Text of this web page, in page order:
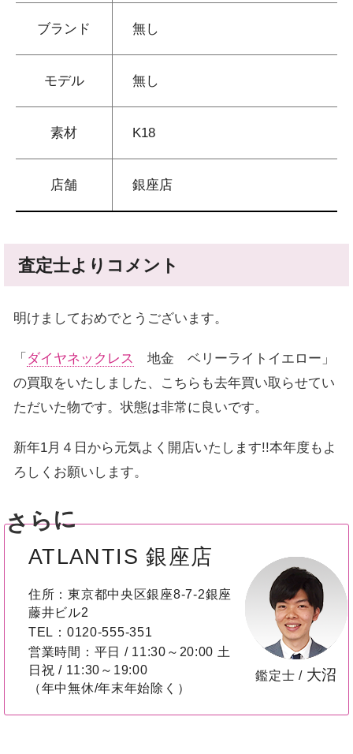
ブランド 無し
モデル 無し
素材 K18
店舗 銀座店
査定士よりコメント
明けましておめでとうございます。
「 ダイヤネックレス 地金 ベリーライトイエロー」
の買取をいたしました、こちらも去年買い取らせてい
ただいた物です。状態は非常に良いです。
新年1月４日から元気よく開店いたします!!本年度もよ
ろしくお願いします。
ATLANTIS 銀座店
住所：東京都中央区銀座8-7-2銀座
藤井ビル2
TEL：0120-555-351
営業時間：平日 / 11:30～20:00 土
日祝 / 11:30～19:00
（年中無休/年末年始除く）
鑑定士 / 大沼
さらに